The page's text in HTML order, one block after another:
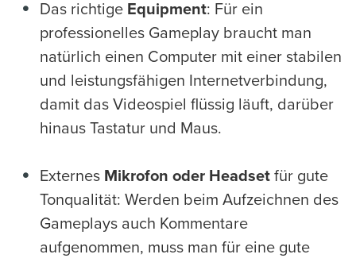
Das richtige Equipment: Für ein
professionelles Gameplay braucht man
natürlich einen Computer mit einer stabilen
und leistungsfähigen Internetverbindung,
damit das Videospiel flüssig läuft, darüber
hinaus Tastatur und Maus.
Externes Mikrofon oder Headset für gute
Tonqualität: Werden beim Aufzeichnen des
Gameplays auch Kommentare
aufgenommen, muss man für eine gute